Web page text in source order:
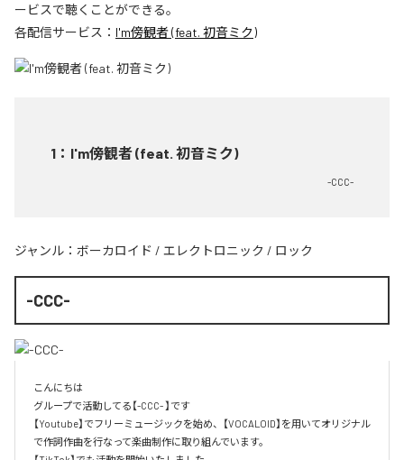
ービスで聴くことができる。
各配信サービス： I'm傍観者 (feat. 初音ミク)
1 ： I'm傍観者 (feat. 初音ミク)
-CCC-
ジャンル： ボーカロイド / エレクトロニック / ロック
-CCC-
こんにちは
グループで活動してる【-CCC- 】です
【Youtube】でフリーミュージックを始め、【VOCALOID】を用いてオリジナル
で作詞作曲を行なって楽曲制作に取り組んでいます。